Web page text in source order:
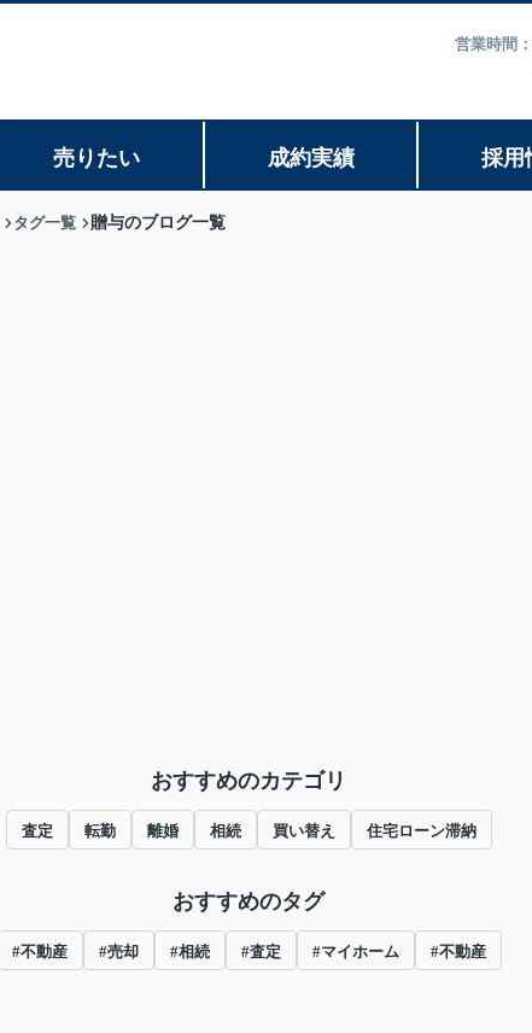
営業時間
売りたい 成約実績 採用
タグ一覧 贈与のブログ一覧
おすすめのカテゴリ
査定 転勤 離婚 相続 買い替え 住宅ローン滞納
おすすめのタグ
#不動産 #売却 #相続 #査定 #マイホーム #不動産